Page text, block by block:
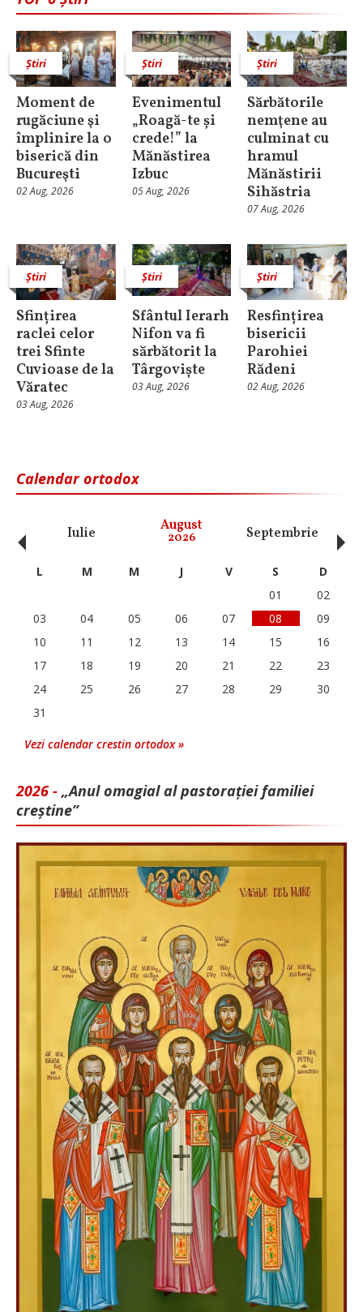
Știri
Moment de
rugăciune şi
împlinire la o
biserică din
Bucureşti
02 Aug, 2026
Știri
Evenimentul
„Roagă-te și
crede!” la
Mănăstirea
Izbuc
05 Aug, 2026
Știri
Sărbătorile
nemţene au
culminat cu
hramul
Mănăstirii
Sihăstria
07 Aug, 2026
Știri
Sfințirea
raclei celor
trei Sfinte
Cuvioase de la
Văratec
03 Aug, 2026
Știri
Sfântul Ierarh
Nifon va fi
sărbătorit la
Târgoviște
03 Aug, 2026
Știri
Resfințirea
bisericii
Parohiei
Rădeni
02 Aug, 2026
Calendar ortodox
Iulie August
2026 Septembrie
‹ L M M J V S
D
01
02
03
04 05 06 07 08
09
10
11 12 13 14 15
16
17
18 19 20 21 22
23
24
25 26 27 28 29
30
31
Vezi calendar crestin ortodox »
2026 - „Anul omagial al pastorației familiei
creștine”